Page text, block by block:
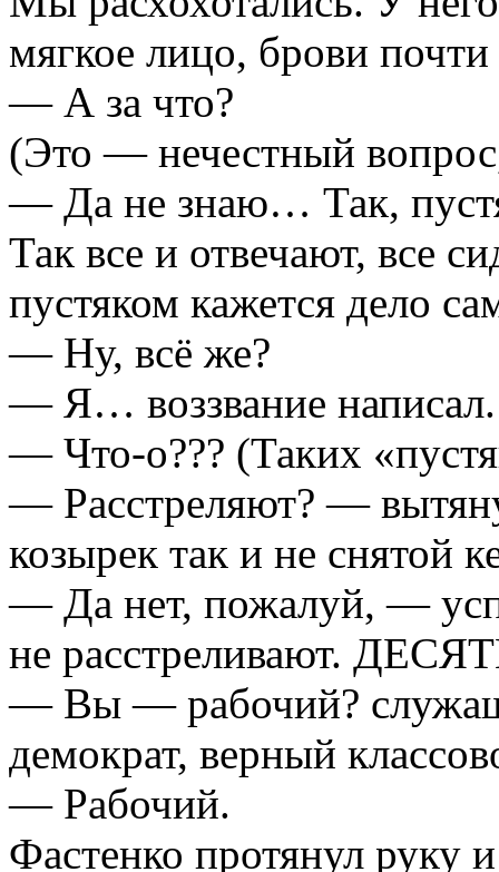
мягкое лицо, брови
— А за что?
(Это — нечестный
— Да не знаю… Так,
Так все и отвечают, все
пустяком кажется дело
— Ну, всё же?
— Я… воззвание
— Что-о??? (Таких
— Расстреляют? —
козырек так и не снятой
— Да нет, пожалуй, —
не расстреливают.
— Вы — рабочий?
демократ, верный
— Рабочий.
Фастенко протянул руку